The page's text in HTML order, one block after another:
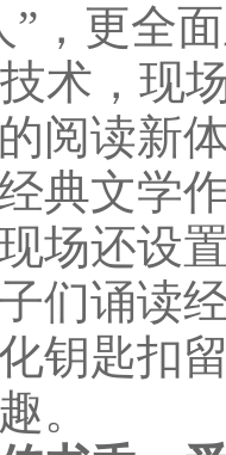
”，更全
术，现
阅读新
典文学
还设置
们诵读
钥匙扣
。